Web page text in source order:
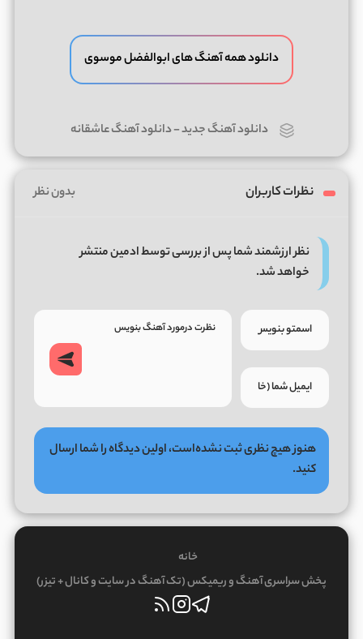
دانلود همه آهنگ های ابوالفضل موسوی
دانلود آهنگ جدید-دانلود آهنگ عاشقانه
نظرات کاربران بدون نظر
نظر ارزشمند شما پس از بررسی توسط ادمین منتشر
خواهد شد.
هنوز هیچ نظری ثبت نشده‌است، اولین دیدگاه را شما ارسال
کنید.
خانه
پخش سراسری آهنگ و ریمیکس (تک آهنگ در سایت و کانال + تیزر)